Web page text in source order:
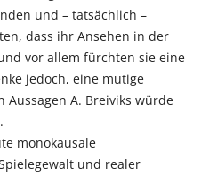
und – tatsächlich –
dass ihr Ansehen in der
vor allem fürchten sie eine
jedoch, eine mutige
A. Breiviks würde
monokausale
und realer